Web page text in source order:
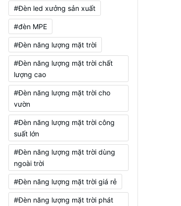
#Đèn led xưởng sản xuất
#đèn MPE
#Đèn năng lượng mặt trời
#Đèn năng lượng mặt trời chất
lượng cao
#Đèn năng lượng mặt trời cho
vườn
#Đèn năng lượng mặt trời công
suất lớn
#Đèn năng lượng mặt trời dùng
ngoài trời
#Đèn năng lượng mặt trời giá rẻ
#Đèn năng lượng mặt trời phát